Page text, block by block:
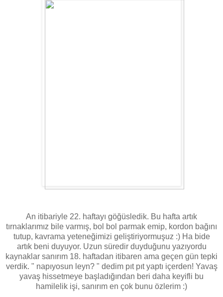
An itibariyle 22. haftayı göğüsledik. Bu hafta artık
tırnaklarımız bile varmış, bol bol parmak emip, kordon bağını
tutup, kavrama yeteneğimizi geliştiriyormuşuz :) Ha bide
artık beni duyuyor. Uzun süredir duyduğunu yazıyordu
kaynaklar sanırım 18. haftadan itibaren ama geçen gün tepki
verdik. " napıyosun leyn? " dedim pıt pıt yaptı içerden! Yavaş
yavaş hissetmeye başladığından beri daha keyifli bu
hamilelik işi, sanırım en çok bunu özlerim :)